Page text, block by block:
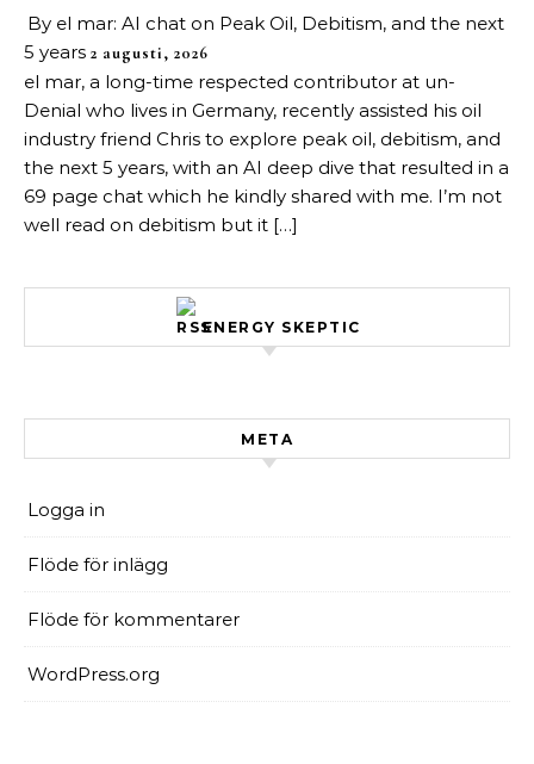
By el mar: AI chat on Peak Oil, Debitism, and the next
5 years 2 augusti, 2026
el mar, a long-time respected contributor at un-
Denial who lives in Germany, recently assisted his oil
industry friend Chris to explore peak oil, debitism, and
the next 5 years, with an AI deep dive that resulted in a
69 page chat which he kindly shared with me. I’m not
well read on debitism but it […]
ENERGY SKEPTIC
META
Logga in
Flöde för inlägg
Flöde för kommentarer
WordPress.org